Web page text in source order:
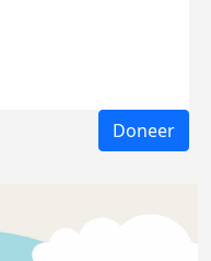
Doneer